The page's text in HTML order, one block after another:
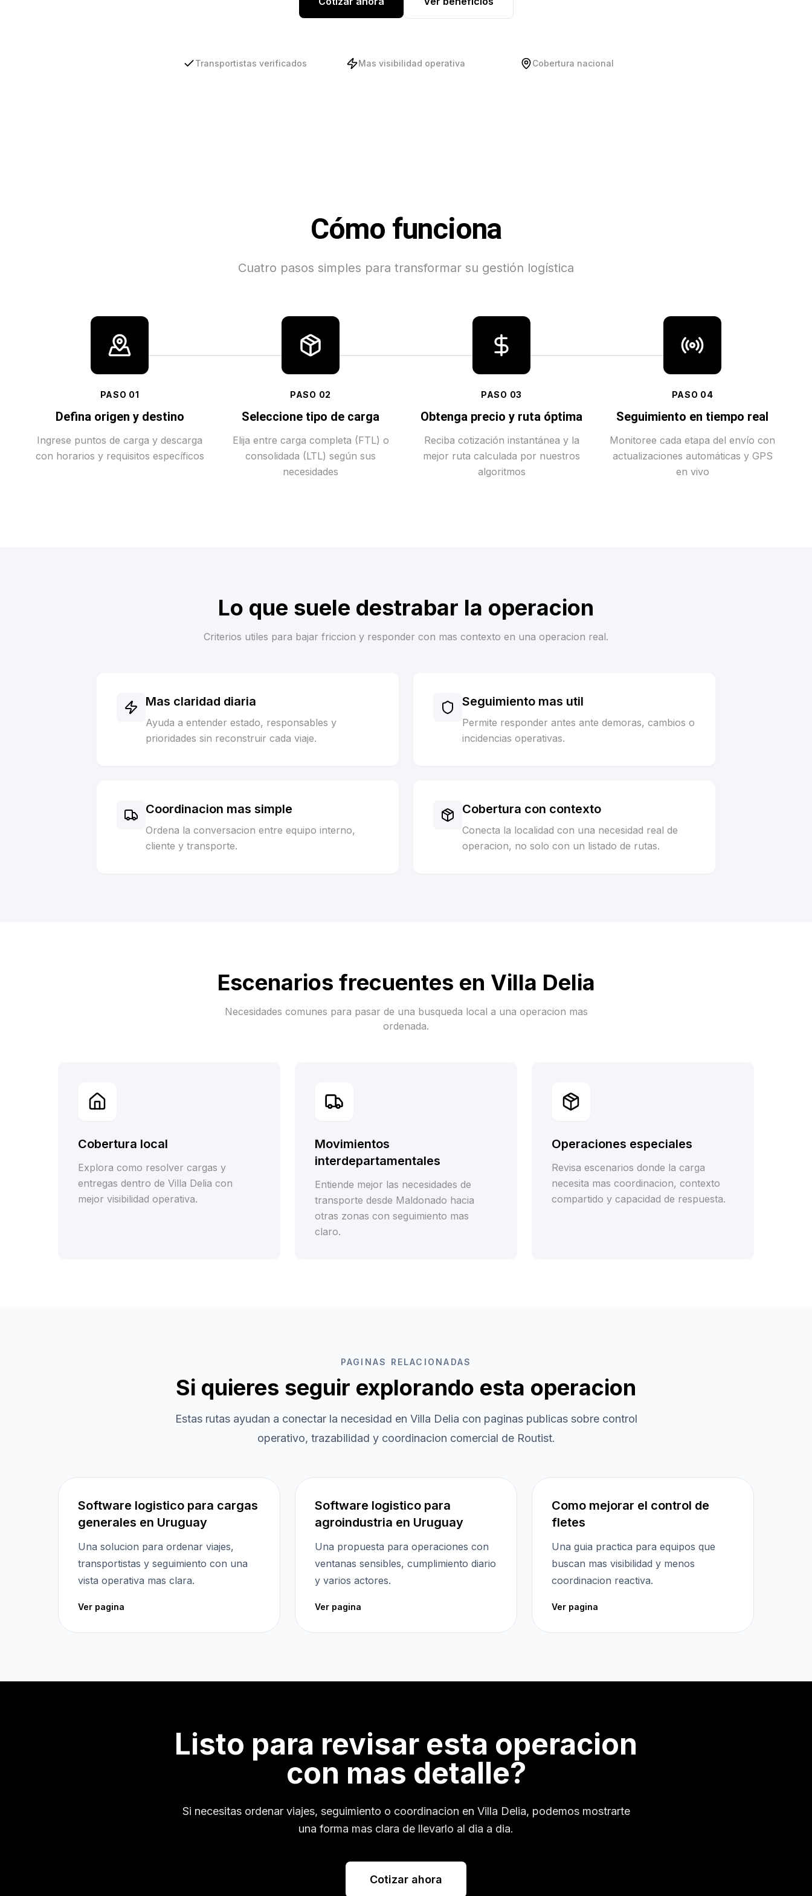
Transportistas verificados Mas visibilidad operativa Cobertura nacional
Cómo funciona
Cuatro pasos simples para transformar su gestión logística
PASO 01
Defina origen y destino
Ingrese puntos de carga y descarga
con horarios y requisitos específicos
PASO 02
Seleccione tipo de carga
Elija entre carga completa (FTL) o
consolidada (LTL) según sus
necesidades
PASO 03
Obtenga precio y ruta óptima
Reciba cotización instantánea y la
mejor ruta calculada por nuestros
algoritmos
PASO 04
Seguimiento en tiempo real
Monitoree cada etapa del envío con
actualizaciones automáticas y GPS
en vivo
Lo que suele destrabar la operacion
Criterios utiles para bajar friccion y responder con mas contexto en una operacion real.
Mas claridad diaria
Ayuda a entender estado, responsables y
prioridades sin reconstruir cada viaje.
Seguimiento mas util
Permite responder antes ante demoras, cambios o
incidencias operativas.
Coordinacion mas simple
Ordena la conversacion entre equipo interno,
cliente y transporte.
Cobertura con contexto
Conecta la localidad con una necesidad real de
operacion, no solo con un listado de rutas.
Escenarios frecuentes en Villa Delia
Necesidades comunes para pasar de una busqueda local a una operacion mas
ordenada.
Cobertura local
Explora como resolver cargas y
entregas dentro de Villa Delia con
mejor visibilidad operativa.
Movimientos
interdepartamentales
Entiende mejor las necesidades de
transporte desde Maldonado hacia
otras zonas con seguimiento mas
claro.
Operaciones especiales
Revisa escenarios donde la carga
necesita mas coordinacion, contexto
compartido y capacidad de respuesta.
PAGINAS RELACIONADAS
Si quieres seguir explorando esta operacion
Estas rutas ayudan a conectar la necesidad en Villa Delia con paginas publicas sobre control
operativo, trazabilidad y coordinacion comercial de Routist.
Software logistico para cargas
generales en Uruguay
Una solucion para ordenar viajes,
transportistas y seguimiento con una
vista operativa mas clara.
Ver pagina
Software logistico para
agroindustria en Uruguay
Una propuesta para operaciones con
ventanas sensibles, cumplimiento diario
y varios actores.
Ver pagina
Como mejorar el control de
fletes
Una guia practica para equipos que
buscan mas visibilidad y menos
coordinacion reactiva.
Ver pagina
Listo para revisar esta operacion
con mas detalle?
Si necesitas ordenar viajes, seguimiento o coordinacion en Villa Delia, podemos mostrarte
una forma mas clara de llevarlo al dia a dia.
Cotizar ahora